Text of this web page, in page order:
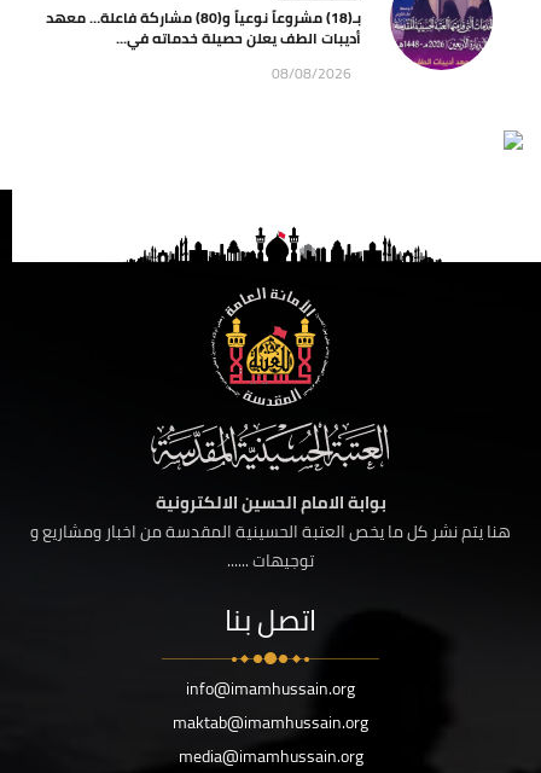
بـ(18) مشروعاً نوعياً و(80) مشاركة فاعلة… معهد
أديبات الطف يعلن حصيلة خدماته في...
08/08/2026
بوابة الامام الحسين الالكترونية
هنا يتم نشر كل ما يخص العتبة الحسينية المقدسة من اخبار ومشاريع و
توجيهات ......
اتصل بنا
info@imamhussain.org
maktab@imamhussain.org
media@imamhussain.org